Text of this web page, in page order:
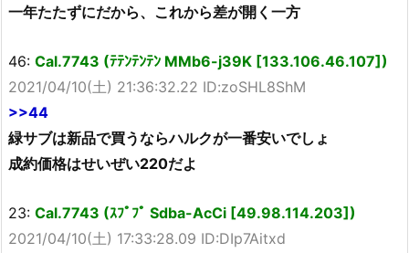
一年たたずにだから、これから差が開く一方
46: Cal.7743 (ﾃﾃﾝﾃﾝﾃﾝ MMb6-j39K [133.106.46.107])
2021/04/10(土) 21:36:32.22 ID:zoSHL8ShM
>>44
緑サブは新品で買うならハルクが一番安いでしょ
成約価格はせいぜい220だよ
23: Cal.7743 (ｽﾌﾟﾌﾟ Sdba-AcCi [49.98.114.203])
2021/04/10(土) 17:33:28.09 ID:DIp7Aitxd